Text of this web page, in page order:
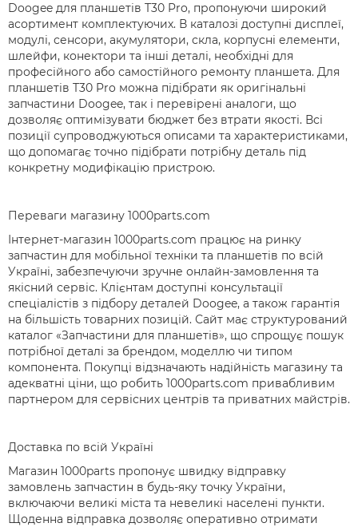
Doogee для планшетів T30 Pro, пропонуючи широкий
асортимент комплектуючих. В каталозі доступні дисплеї,
модулі, сенсори, акумулятори, скла, корпусні елементи,
шлейфи, конектори та інші деталі, необхідні для
професійного або самостійного ремонту планшета. Для
планшетів T30 Pro можна підібрати як оригінальні
запчастини Doogee, так і перевірені аналоги, що
дозволяє оптимізувати бюджет без втрати якості. Всі
позиції супроводжуються описами та характеристиками,
що допомагає точно підібрати потрібну деталь під
конкретну модифікацію пристрою.
Переваги магазину 1000parts.com
Інтернет-магазин 1000parts.com працює на ринку
запчастин для мобільної техніки та планшетів по всій
Україні, забезпечуючи зручне онлайн-замовлення та
якісний сервіс. Клієнтам доступні консультації
спеціалістів з підбору деталей Doogee, а також гарантія
на більшість товарних позицій. Сайт має структурований
каталог «Запчастини для планшетів», що спрощує пошук
потрібної деталі за брендом, моделлю чи типом
компонента. Покупці відзначають надійність магазину та
адекватні ціни, що робить 1000parts.com привабливим
партнером для сервісних центрів та приватних майстрів.
Доставка по всій Україні
Магазин 1000parts пропонує швидку відправку
замовлень запчастин в будь-яку точку України,
включаючи великі міста та невеликі населені пункти.
Щоденна відправка дозволяє оперативно отримати